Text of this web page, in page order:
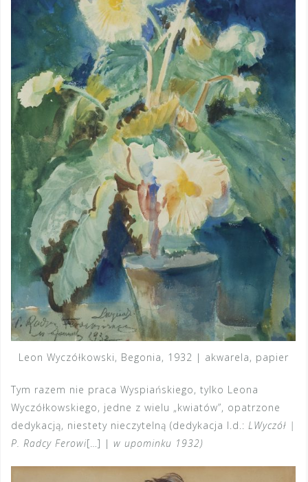
Leon Wyczółkowski, Begonia, 1932 | akwarela, papier
Tym razem nie praca Wyspiańskiego, tylko Leona
Wyczółkowskiego, jedne z wielu „kwiatów”, opatrzone
dedykacją, niestety nieczytelną (dedykacja l.d.: LWyczół |
P. Radcy Ferowi[…] | w upominku 1932)